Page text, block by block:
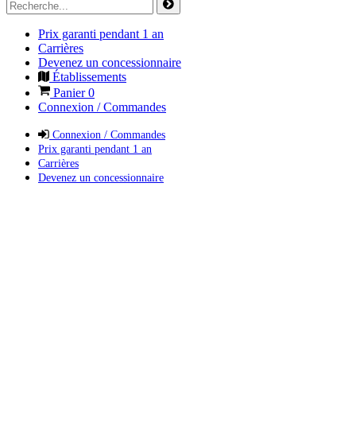
Prix garanti pendant 1 an
Carrières
Devenez un concessionnaire
Établissements
Panier0
Connexion / Commandes
Connexion / Commandes
Prix garanti pendant 1 an
Carrières
Devenez un concessionnaire